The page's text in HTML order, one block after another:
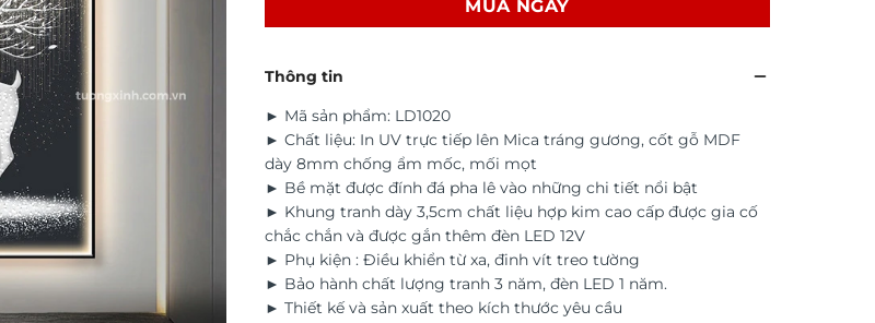
MUA NGAY
Thông tin
► Mã sản phẩm: LD1020
► Chất liệu: In UV trực tiếp lên Mica tráng gương, cốt gỗ MDF
dày 8mm chống ẩm mốc, mối mọt
► Bề mặt được đính đá pha lê vào những chi tiết nổi bật
► Khung tranh dày 3,5cm chất liệu hợp kim cao cấp được gia cố
chắc chắn và được gắn thêm đèn LED 12V
► Phụ kiện : Điều khiển từ xa, đinh vít treo tường
► Bảo hành chất lượng tranh 3 năm, đèn LED 1 năm.
► Thiết kế và sản xuất theo kích thước yêu cầu